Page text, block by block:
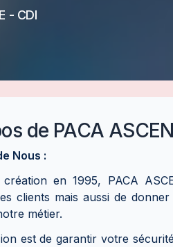
- CDI
de PACA
Nous :
en 1995, PACA
clients mais aussi de
métier.
est de garantir votre